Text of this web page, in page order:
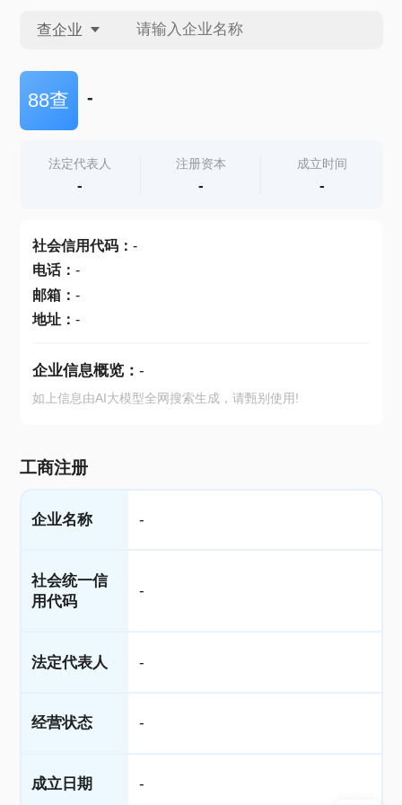
查企业
查企业
查产地
88查 -
法定代表人
-
注册资本
-
成立时间
-
社会信用代码： -
电话： -
邮箱： -
地址： -
企业信息概览： -
如上信息由AI大模型全网搜索生成，请甄别使用!
工商注册
企业名称 -
社会统一信
用代码
-
法定代表人 -
经营状态 -
成立日期 -